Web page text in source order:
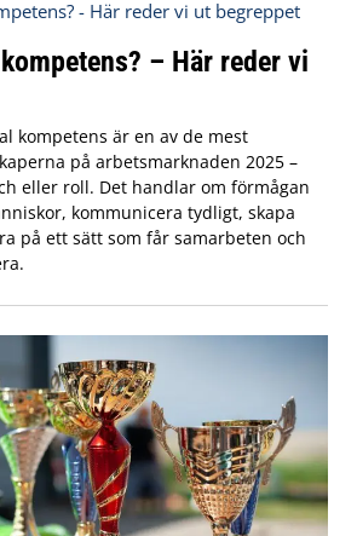
– Här reder vi
kompetens är en av de mest
på arbetsmarknaden 2025 –
eller roll. Det handlar om förmågan
kommunicera tydligt, skapa
på ett sätt som får samarbeten och